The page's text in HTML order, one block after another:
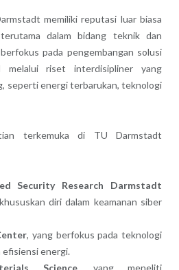
memiliki reputasi luar biasa
dalam bidang teknik dan
pada pengembangan solusi
melalui riset interdisipliner yang
seperti energi terbarukan, teknologi
terkemuka di TU Darmstadt
Security Research Darmstadt
diri dalam keamanan siber
, yang berfokus pada teknologi
energi.